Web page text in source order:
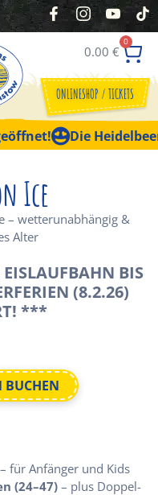
0.00€
0
ONLINESHOP / TICKETS
Die
Ice
– wetterunabhängig &
Alter
BIS
(8.2.26)
***
BUCHEN
– für Anfänger und Kids
(24–47) – plus Doppel-